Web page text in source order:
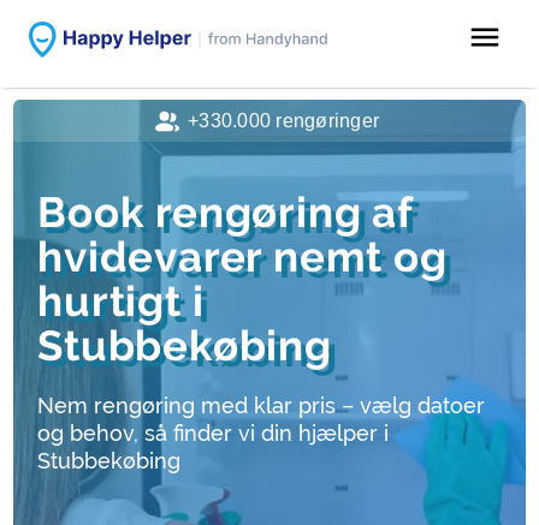
menu
Book rengøring af
hvidevarer nemt og
hurtigt i
Stubbekøbing
Nem rengøring med klar pris – vælg datoer
og behov, så finder vi din hjælper i
Stubbekøbing
+330.000 rengøringer